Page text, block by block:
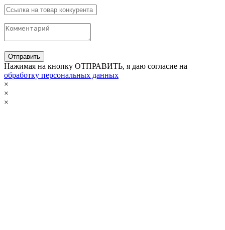
Нажимая на кнопку ОТПРАВИТЬ, я даю согласие на
обработку персональных данных
×
×
×